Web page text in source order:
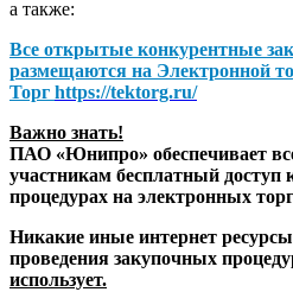
а также:
Все открытые конкурентные
размещаются на Электронной
Торг https://tektorg.ru/
Важно знать!
ПАО «Юнипро» обеспечивает
участникам бесплатный доступ
процедурах на электронных
Никакие иные интернет
проведения закупочных
использует.